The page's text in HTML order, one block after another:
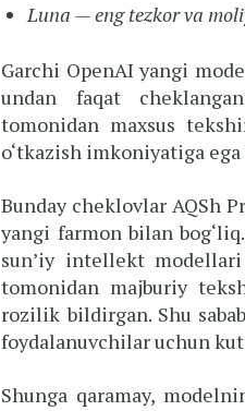
Luna — eng tezkor va
Garchi OpenAI yangi
undan faqat
tomonidan maxsus
o‘tkazish imkoniyatiga ega
Bunday cheklovlar AQSh
yangi farmon bilan
sun’iy intellekt
tomonidan majburiy
rozilik bildirgan. Shu
foydalanuvchilar uchun
Shunga qaramay,